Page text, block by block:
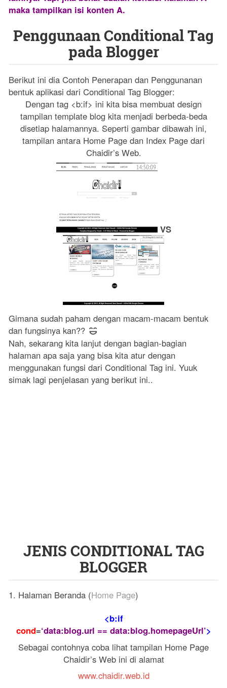
maka tampilkan isi konten A.
Penggunaan Conditional Tag
pada Blogger
Berikut ini dia Contoh Penerapan dan Penggunanan
bentuk aplikasi dari Conditional Tag Blogger:
Dengan tag <b:if> ini kita bisa membuat design
tampilan template blog kita menjadi berbeda-beda
disetiap halamannya. Seperti gambar dibawah ini,
tampilan antara Home Page dan Index Page dari
Chaidir’s Web.
VS
Gimana sudah paham dengan macam-macam bentuk
dan fungsinya kan??
Nah, sekarang kita lanjut dengan bagian-bagian
halaman apa saja yang bisa kita atur dengan
menggunakan fungsi dari Conditional Tag ini. Yuuk
simak lagi penjelasan yang berikut ini..
JENIS CONDITIONAL TAG
BLOGGER
1. Halaman Beranda (Home Page)
<b:if
cond=‘data:blog.url == data:blog.homepageUrl’>
Sebagai contohnya coba lihat tampilan Home Page
Chaidir’s Web ini di alamat
www.chaidir.web.id